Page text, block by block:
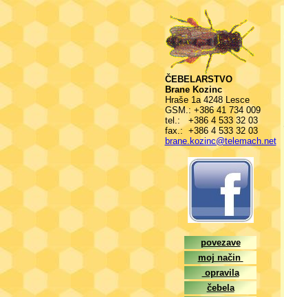
ČEBELARSTVO
Brane Kozinc
Hraše 1a 4248 Lesce
GSM.: +386 41 734 009
tel.: +386 4 533 32 03
fax.: +386 4 533 32 03
brane.kozinc@telemach.net
povezave
moj način
opravila
čebela